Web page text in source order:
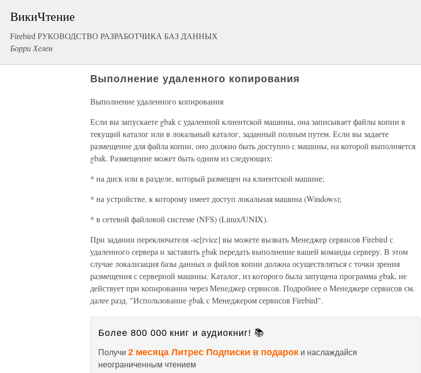
ВикиЧтение
Firebird РУКОВОДСТВО РАЗРАБОТЧИКА БАЗ ДАННЫХ
Борри Хелен
Выполнение удаленного копирования
Выполнение удаленного копирования
Если вы запускаете gbak с удаленной клиентской машины, она записывает файлы копии в
текущий каталог или в локальный каталог, заданный полным путем. Если вы задаете
размещение для файла копии, оно должно быть доступно с машины, на которой выполняется
gbak. Размещение может быть одним из следующих:
* на диск или в разделе, который размещен на клиентской машине;
* на устройстве, к которому имеет доступ локальная машина (Windows);
* в сетевой файловой системе (NFS) (Linux/UNIX).
При задании переключателя -se[rvice] вы можете вызвать Менеджер сервисов Firebird с
удаленного сервера и заставить gbak передать выполнение вашей команды серверу. В этом
случае локализация базы данных и файлов копии должна осуществляться с точки зрения
размещения с серверной машины. Каталог, из которого была запущена программа gbak, не
действует при копировании через Менеджер сервисов. Подробнее о Менеджере сервисов см.
далее разд. "Использование gbak с Менеджером сервисов Firebird".
Более 800 000 книг и аудиокниг! 📚
Получи 2 месяца Литрес Подписки в подарок и наслаждайся
неограниченным чтением